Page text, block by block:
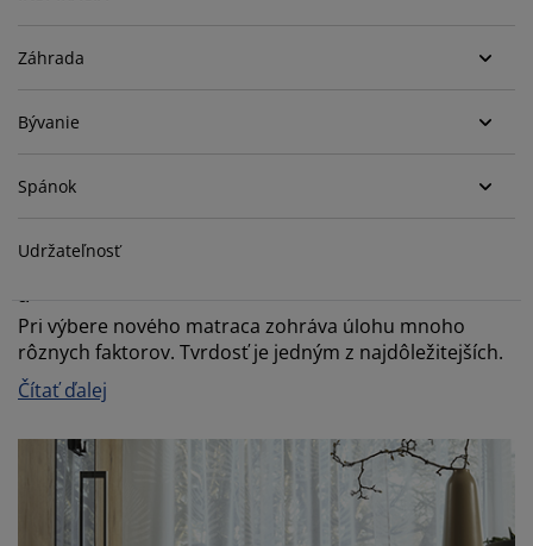
skrine
do spálne
s úložným priestorom
matrace
postele
nábytku
izba
Záhrada
Bývanie
Spánok
Udržateľnosť
alebo tvrdý?
Pri výbere nového matraca zohráva úlohu mnoho
rôznych faktorov. Tvrdosť je jedným z najdôležitejších.
Čítať ďalej